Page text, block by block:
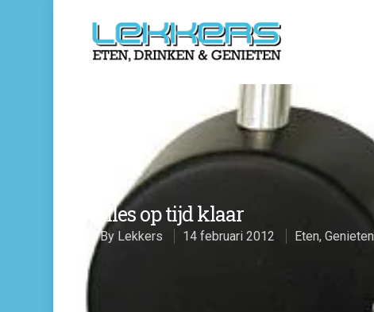
Alles op tijd klaar
By Lekkers 14 februari 2012 Eten, Genieten